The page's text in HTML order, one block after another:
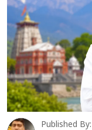
Published By: